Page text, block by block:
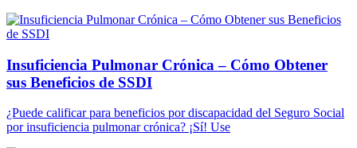
Insuficiencia Pulmonar Crónica – Cómo Obtener
sus Beneficios de SSDI
¿Puede calificar para beneficios por discapacidad del Seguro Social
por insuficiencia pulmonar crónica? ¡Sí! Use